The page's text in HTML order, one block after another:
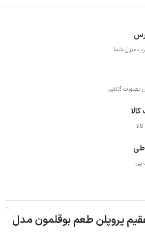
منزل شما
بصورت آنلاین
پی
پروپلن طعم بوقلمون مدل